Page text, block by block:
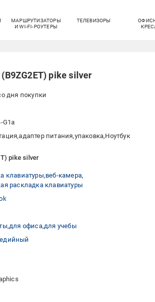
МАРШРУТИЗАТОРЫ
И WI-FI-РОУТЕРЫ
ТЕЛЕВИЗОРЫ
pike silver
дня покупки
G1a
адаптер питания упаковка Ноутбук
pike silver
клавиатуры веб-камера
раскладка клавиатуры
для офиса для учебы